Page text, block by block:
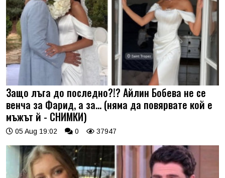
Защо лъга до последно?!? Айлин Бобева не се
венча за Фарид, а за... (няма да повярвате кой е
мъжът й - СНИМКИ)
05 Aug 19:02 0 37947